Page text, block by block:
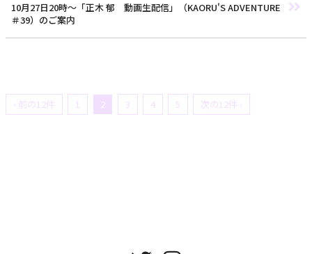
10月27日20時〜「正木 郁 動画生配信」（KAORU'S ADVENTURE
＃39）のご案内
‹ 前の12件 1 2 3 4 5 次の12件 ›